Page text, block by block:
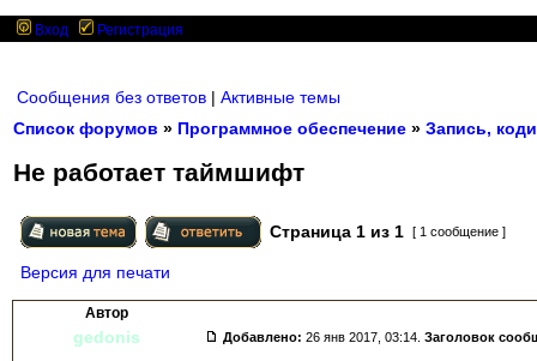
Вход Регистрация
Сообщения без ответов | Активные темы
Список форумов » Программное обеспечение » Запись,
Не работает таймшифт
Страница 1 из 1 [ 1 сообщение ]
Версия для печати
Автор
gedonis Добавлено: 26 янв 2017, 03:14. Заголовок